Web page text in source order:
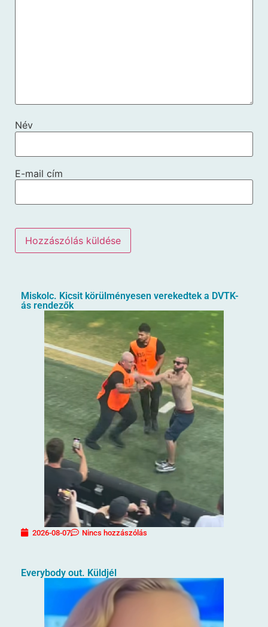
Név
E-mail cím
Miskolc. Kicsit körülményesen verekedtek a DVTK-
ás rendezők
2026-08-07 Nincs hozzászólás
Everybody out. Küldjél